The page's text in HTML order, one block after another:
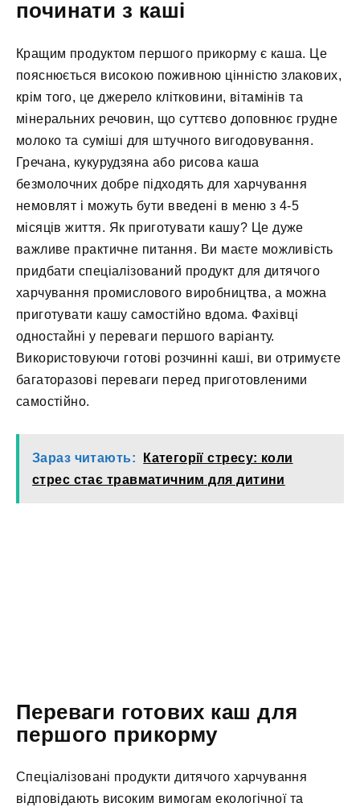
починати з каші
Кращим продуктом першого прикорму є каша. Це
пояснюється високою поживною цінністю злакових,
крім того, це джерело клітковини, вітамінів та
мінеральних речовин, що суттєво доповнює грудне
молоко та суміші для штучного вигодовування.
Гречана, кукурудзяна або рисова каша
безмолочних добре підходять для харчування
немовлят і можуть бути введені в меню з 4-5
місяців життя. Як приготувати кашу? Це дуже
важливе практичне питання. Ви маєте можливість
придбати спеціалізований продукт для дитячого
харчування промислового виробництва, а можна
приготувати кашу самостійно вдома. Фахівці
одностайні у переваги першого варіанту.
Використовуючи готові розчинні каші, ви отримуєте
багаторазові переваги перед приготовленими
самостійно.
Зараз читають:
Категорії стресу: коли
стрес стає травматичним для дитини
Переваги готових каш для
першого прикорму
Спеціалізовані продукти дитячого харчування
відповідають високим вимогам екологічної та